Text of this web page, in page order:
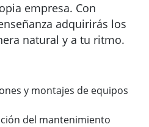
empresa. Con
adquirirás los
natural y a tu ritmo.
y montajes de equipos
del mantenimiento